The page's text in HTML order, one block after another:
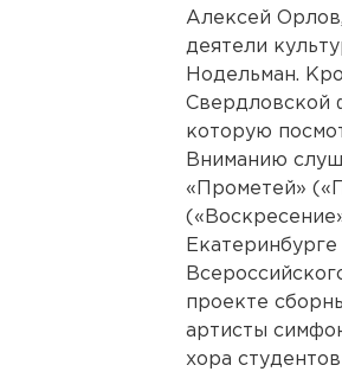
Алексей
деятели
Нодельман.
Свердловской
которую
Вниманию
«Прометей»
проекте
артисты
хора